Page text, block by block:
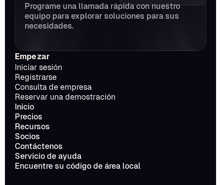
Programe una llamada rápida con nuestro
equipo para explorar soluciones para sus
necesidades.
Empezar
Iniciar sesión
Registrarse
Consulta de empresa
Reservar una demostración
Inicio
Precios
Recursos
Socios
Contáctenos
Servicio de ayuda
Encuentre su código de área local